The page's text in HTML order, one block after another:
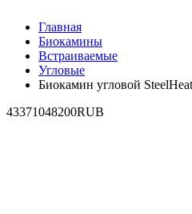
Главная
Биокамины
Встраиваемые
Угловые
Биокамин угловой
43371048200RUB